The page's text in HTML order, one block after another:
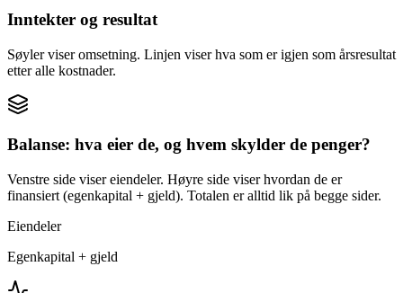
Inntekter og resultat
Søyler viser omsetning. Linjen viser hva som er igjen som årsresultat
etter alle kostnader.
Balanse: hva eier de, og hvem skylder de penger?
Venstre side viser eiendeler. Høyre side viser hvordan de er
finansiert (egenkapital + gjeld). Totalen er alltid lik på begge sider.
Eiendeler
Egenkapital + gjeld